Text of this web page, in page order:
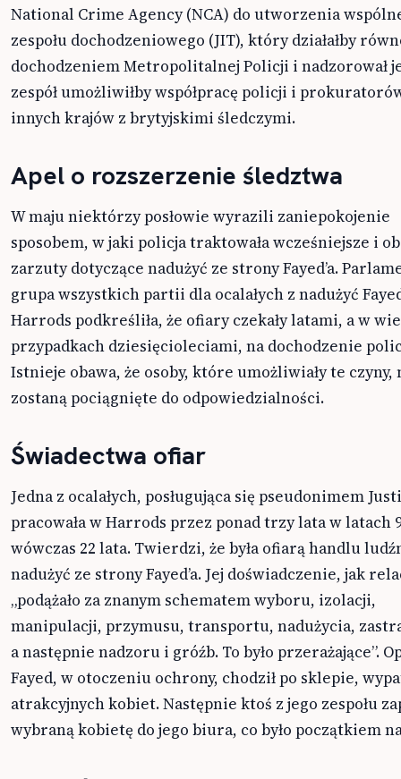
National Crime Agency (NCA) do utworzenia
zespołu dochodzeniowego (JIT), który działałby
dochodzeniem Metropolitalnej Policji i nadzorował
zespół umożliwiłby współpracę policji i
innych krajów z brytyjskimi śledczymi.
Apel o rozszerzenie śledztwa
W maju niektórzy posłowie wyrazili zaniepokojenie
sposobem, w jaki policja traktowała wcześniejsze i
zarzuty dotyczące nadużyć ze strony Fayed’a.
grupa wszystkich partii dla ocalałych z nadużyć
Harrods podkreśliła, że ofiary czekały latami, a w
przypadkach dziesięcioleciami, na dochodzenie
Istnieje obawa, że osoby, które umożliwiały te czyny,
zostaną pociągnięte do odpowiedzialności.
Świadectwa ofiar
Jedna z ocalałych, posługująca się pseudonimem
pracowała w Harrods przez ponad trzy lata w latach
wówczas 22 lata. Twierdzi, że była ofiarą handlu
nadużyć ze strony Fayed’a. Jej doświadczenie, jak
„podążało za znanym schematem wyboru, izolacji,
manipulacji, przymusu, transportu, nadużycia,
a następnie nadzoru i gróźb. To było przerażające”.
Fayed, w otoczeniu ochrony, chodził po sklepie,
atrakcyjnych kobiet. Następnie ktoś z jego zespołu
wybraną kobietę do jego biura, co było początkiem